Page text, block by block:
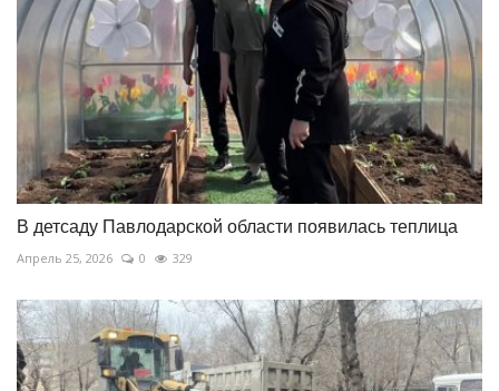
В детсаду Павлодарской области появилась теплица
Апрель 25, 2026 0 329